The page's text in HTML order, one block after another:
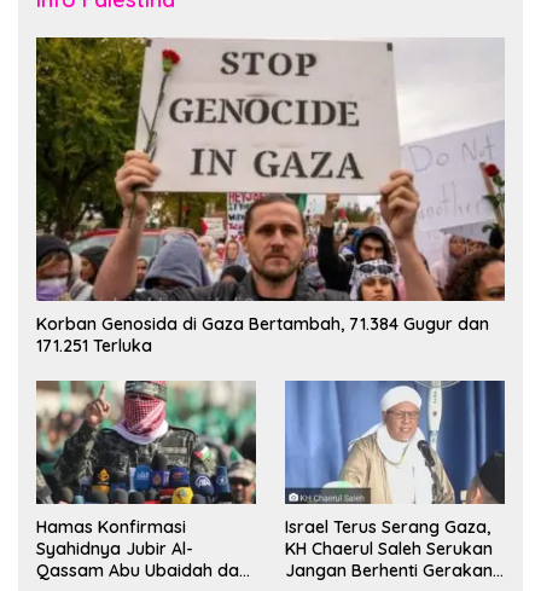
Korban Genosida di Gaza Bertambah, 71.384 Gugur dan
171.251 Terluka
Hamas Konfirmasi
Syahidnya Jubir Al-
Qassam Abu Ubaidah dan
Israel Terus Serang Gaza,
KH Chaerul Saleh Serukan
Jangan Berhenti Gerakan